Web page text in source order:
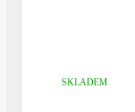
SKLADEM